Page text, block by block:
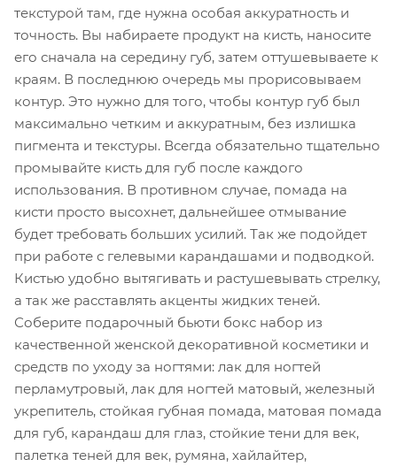
текстурой там, где нужна особая аккуратность и
точность. Вы набираете продукт на кисть, наносите
его сначала на середину губ, затем оттушевываете к
краям. В последнюю очередь мы прорисовываем
контур. Это нужно для того, чтобы контур губ был
максимально четким и аккуратным, без излишка
пигмента и текстуры. Всегда обязательно тщательно
промывайте кисть для губ после каждого
использования. В противном случае, помада на
кисти просто высохнет, дальнейшее отмывание
будет требовать больших усилий. Так же подойдет
при работе с гелевыми карандашами и подводкой.
Кистью удобно вытягивать и растушевывать стрелку,
а так же расставлять акценты жидких теней.
Соберите подарочный бьюти бокс набор из
качественной женской декоративной косметики и
средств по уходу за ногтями: лак для ногтей
перламутровый, лак для ногтей матовый, железный
укрепитель, стойкая губная помада, матовая помада
для губ, карандаш для глаз, стойкие тени для век,
палетка теней для век, румяна, хайлайтер,